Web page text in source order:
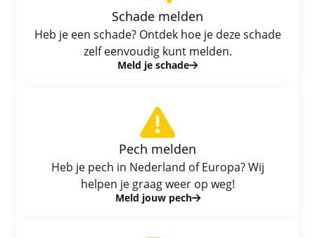
Alle verzekeringen
Schade melden
Heb je een schade? Ontdek hoe je deze schade
zelf eenvoudig kunt melden.
Meld je schade
Pech melden
Heb je pech in Nederland of Europa? Wij
helpen je graag weer op weg!
Meld jouw pech